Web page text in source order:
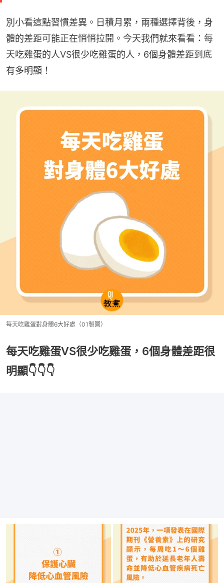
別小看這點習慣差異。日積月累，兩種選擇背後，身
體的差距可能正在悄悄拉開。今天我們就來看看：每
天吃雞蛋的人VS很少吃雞蛋的人，6個身體差距到底
有多明顯！
每天吃雞蛋對身體6大好處（01製圖）
每天吃雞蛋VS很少吃雞蛋，6個身體差距很
明顯👇👇👇